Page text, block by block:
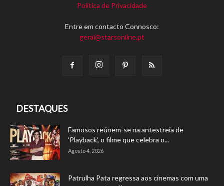
Política de Privacidade
Entre em contacto Connosco:
geral@starsonline.pt
DESTAQUES
Famosos reúnem-se na antestreia de
‘Playback’, o filme que celebra o...
Agosto 4, 2026
Patrulha Pata regressa aos cinemas com uma